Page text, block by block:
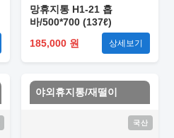
망휴지통 H1-21 홉
바/500*700 (137ℓ)
185,000 원
상세보기
야외휴지통/재떨이
국산